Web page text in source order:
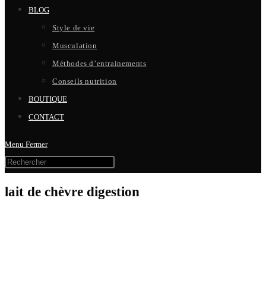
BLOG
Style de vie
Musculation
Méthodes d’entrainements
Conseils nutrition
BOUTIQUE
CONTACT
Menu Fermer
lait de chèvre digestion